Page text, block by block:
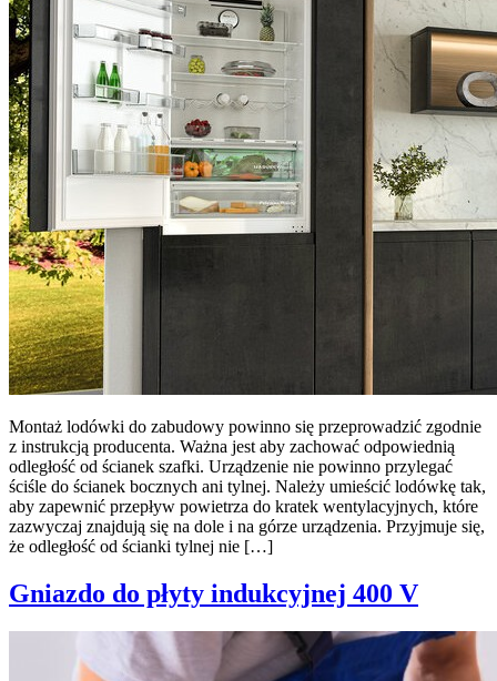
Montaż lodówki do zabudowy powinno się przeprowadzić zgodnie
z instrukcją producenta. Ważna jest aby zachować odpowiednią
odległość od ścianek szafki. Urządzenie nie powinno przylegać
ściśle do ścianek bocznych ani tylnej. Należy umieścić lodówkę tak,
aby zapewnić przepływ powietrza do kratek wentylacyjnych, które
zazwyczaj znajdują się na dole i na górze urządzenia. Przyjmuje się,
że odległość od ścianki tylnej nie […]
Gniazdo do płyty indukcyjnej 400 V